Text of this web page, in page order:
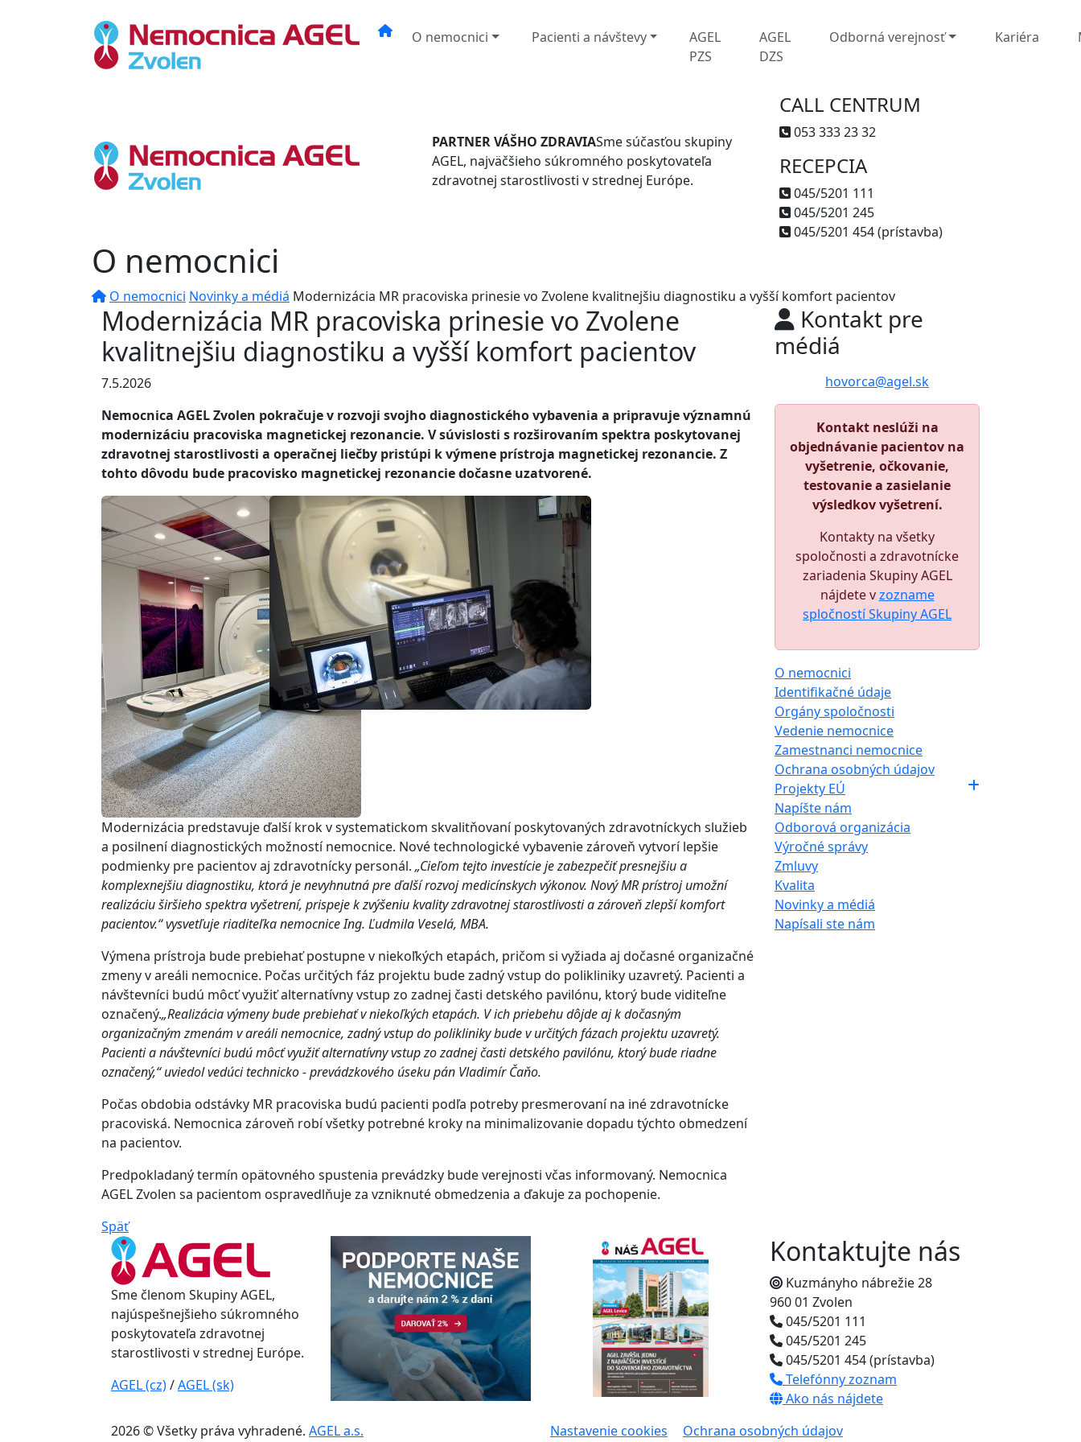
O nemocnici Pacienti a návštevy
AGEL
PZS
AGEL
DZS
Odborná verejnosť Kariéra
PARTNER VÁŠHO ZDRAVIASme súčasťou skupiny
AGEL, najväčšieho súkromného poskytovateľa
zdravotnej starostlivosti v strednej Európe.
CALL CENTRUM
053 333 23 32
RECEPCIA
045/5201 111
045/5201 245
045/5201 454 (prístavba)
O nemocnici
O nemocnici Novinky a médiá Modernizácia MR pracoviska prinesie vo Zvolene kvalitnejšiu diagnostiku a vyšší komfort pacientov
Modernizácia MR pracoviska prinesie vo Zvolene
kvalitnejšiu diagnostiku a vyšší komfort pacientov
7.5.2026
Nemocnica AGEL Zvolen pokračuje v rozvoji svojho diagnostického vybavenia a pripravuje významnú
modernizáciu pracoviska magnetickej rezonancie. V súvislosti s rozširovaním spektra poskytovanej
zdravotnej starostlivosti a operačnej liečby pristúpi k výmene prístroja magnetickej rezonancie. Z
tohto dôvodu bude pracovisko magnetickej rezonancie dočasne uzatvorené.
Modernizácia predstavuje ďalší krok v systematickom skvalitňovaní poskytovaných zdravotníckych služieb
a posilnení diagnostických možností nemocnice. Nové technologické vybavenie zároveň vytvorí lepšie
podmienky pre pacientov aj zdravotnícky personál. „Cieľom tejto investície je zabezpečiť presnejšiu a
komplexnejšiu diagnostiku, ktorá je nevyhnutná pre ďalší rozvoj medicínskych výkonov. Nový MR prístroj umožní
realizáciu širšieho spektra vyšetrení, prispeje k zvýšeniu kvality zdravotnej starostlivosti a zároveň zlepší komfort
pacientov.“ vysvetľuje riaditeľka nemocnice Ing. Ľudmila Veselá, MBA.
Výmena prístroja bude prebiehať postupne v niekoľkých etapách, pričom si vyžiada aj dočasné organizačné
zmeny v areáli nemocnice. Počas určitých fáz projektu bude zadný vstup do polikliniky uzavretý. Pacienti a
návštevníci budú môcť využiť alternatívny vstup zo zadnej časti detského pavilónu, ktorý bude viditeľne
označený.„Realizácia výmeny bude prebiehať v niekoľkých etapách. V ich priebehu dôjde aj k dočasným
organizačným zmenám v areáli nemocnice, zadný vstup do polikliniky bude v určitých fázach projektu uzavretý.
Pacienti a návštevníci budú môcť využiť alternatívny vstup zo zadnej časti detského pavilónu, ktorý bude riadne
označený,“ uviedol vedúci technicko - prevádzkového úseku pán Vladimír Čaňo.
Počas obdobia odstávky MR pracoviska budú pacienti podľa potreby presmerovaní na iné zdravotnícke
pracoviská. Nemocnica zároveň robí všetky potrebné kroky na minimalizovanie dopadu týchto obmedzení
na pacientov.
Predpokladaný termín opätovného spustenia prevádzky bude verejnosti včas informovaný. Nemocnica
AGEL Zvolen sa pacientom ospravedlňuje za vzniknuté obmedzenia a ďakuje za pochopenie.
Späť
Kontakt pre
médiá
hovorca@agel.sk
Kontakt neslúži na
objednávanie pacientov na
vyšetrenie, očkovanie,
testovanie a zasielanie
výsledkov vyšetrení.
Kontakty na všetky
spoločnosti a zdravotnícke
zariadenia Skupiny AGEL
nájdete vzozname
spločností Skupiny AGEL
O nemocnici
Identifikačné údaje
Orgány spoločnosti
Vedenie nemocnice
Zamestnanci nemocnice
Ochrana osobných údajov
Projekty EÚ
Napíšte nám
Odborová organizácia
Výročné správy
Zmluvy
Kvalita
Novinky a médiá
Napísali ste nám
Sme členom Skupiny AGEL,
najúspešnejšieho súkromného
poskytovateľa zdravotnej
starostlivosti v strednej Európe.
AGEL (cz)/AGEL (sk)
Kontaktujte nás
Kuzmányho nábrežie 28
960 01 Zvolen
045/5201 111
045/5201 245
045/5201 454 (prístavba)
Telefónny zoznam
Ako nás nájdete
2026 © Všetky práva vyhradené. AGEL a.s. Nastavenie cookies Ochrana osobných údajov